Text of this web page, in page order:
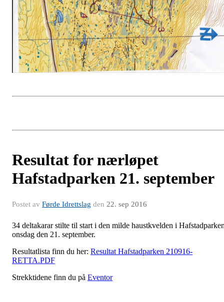
Resultat for nærløpet
Hafstadparken 21. september
Postet av Førde Idrettslag den 22. sep 2016
34 deltakarar stilte til start i den milde haustkvelden i
onsdag den 21. september.
Resultatlista finn du her: Resultat Hafstadparken 210916-
RETTA.PDF
Strekktidene finn du på Eventor